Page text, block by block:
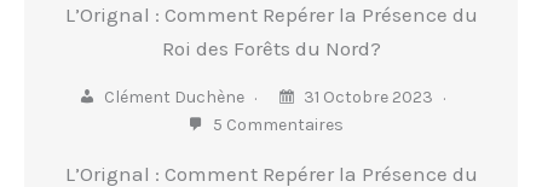
L’Orignal : Comment Repérer la Présence du
Roi des Forêts du Nord?
Clément Duchène
31 Octobre 2023
5 Commentaires
L’Orignal : Comment Repérer la Présence du